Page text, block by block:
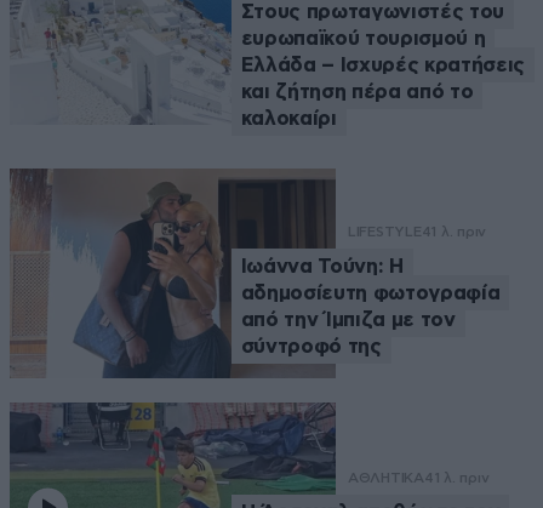
Στους πρωταγωνιστές του
ευρωπαϊκού τουρισμού η
Ελλάδα – Ισχυρές κρατήσεις
και ζήτηση πέρα από το
καλοκαίρι
LIFESTYLE41 λ. πριν
Ιωάννα Τούνη: Η
αδημοσίευτη φωτογραφία
από την Ίμπιζα με τον
σύντροφό της
ΑΘΛΗΤΙΚΑ41 λ. πριν